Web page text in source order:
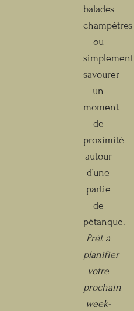
balades
champêtres
ou
simplement
savourer
un
moment
de
proximité
autour
d’une
partie
de
pétanque.
Prêt à
planifier
votre
prochain
week-